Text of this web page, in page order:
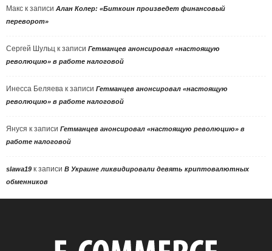
Макс к записи Алан Колер: «Биткоин произведет финансовый
переворот»
Сергей Шульц к записи Гетманцев анонсировал «настоящую
революцию» в работе налоговой
Инесса Беляева к записи Гетманцев анонсировал «настоящую
революцию» в работе налоговой
Януся к записи Гетманцев анонсировал «настоящую революцию» в
работе налоговой
slawa19 к записи В Украине ликвидировали девять криптовалютных
обменников